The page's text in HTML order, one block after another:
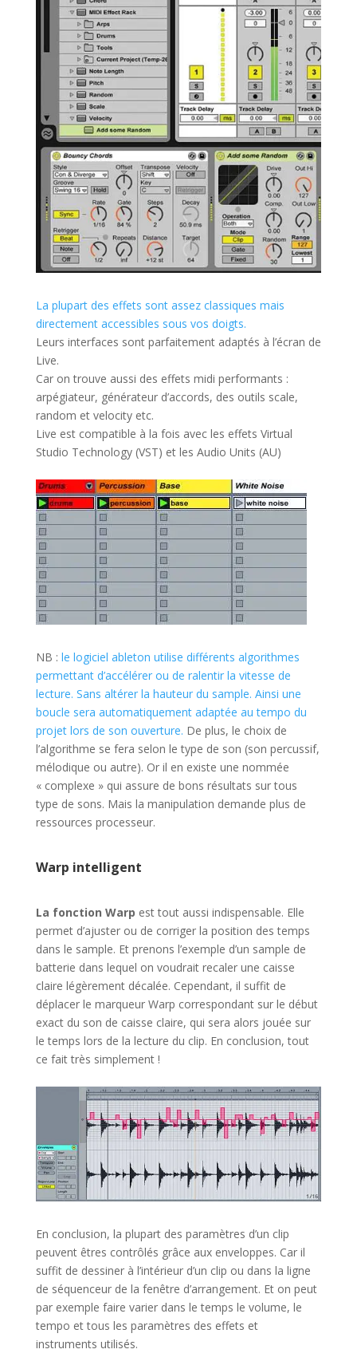
La plupart des effets sont assez classiques mais
directement accessibles sous vos doigts.
Leurs interfaces sont parfaitement adaptés à l’écran de
Live.
Car on trouve aussi des effets midi performants :
arpégiateur, générateur d’accords, des outils scale,
random et velocity etc.
Live est compatible à la fois avec les effets Virtual
Studio Technology (VST) et les Audio Units (AU)
NB : le logiciel ableton utilise différents algorithmes
permettant d’accélérer ou de ralentir la vitesse de
lecture. Sans altérer la hauteur du sample. Ainsi une
boucle sera automatiquement adaptée au tempo du
projet lors de son ouverture. De plus, le choix de
l’algorithme se fera selon le type de son (son percussif,
mélodique ou autre). Or il en existe une nommée
« complexe » qui assure de bons résultats sur tous
type de sons. Mais la manipulation demande plus de
ressources processeur.
Warp intelligent
La fonction Warp est tout aussi indispensable. Elle
permet d’ajuster ou de corriger la position des temps
dans le sample. Et prenons l’exemple d’un sample de
batterie dans lequel on voudrait recaler une caisse
claire légèrement décalée. Cependant, il suffit de
déplacer le marqueur Warp correspondant sur le début
exact du son de caisse claire, qui sera alors jouée sur
le temps lors de la lecture du clip. En conclusion, tout
ce fait très simplement !
En conclusion, la plupart des paramètres d’un clip
peuvent êtres contrôlés grâce aux enveloppes. Car il
suffit de dessiner à l’intérieur d’un clip ou dans la ligne
de séquenceur de la fenêtre d’arrangement. Et on peut
par exemple faire varier dans le temps le volume, le
tempo et tous les paramètres des effets et
instruments utilisés.